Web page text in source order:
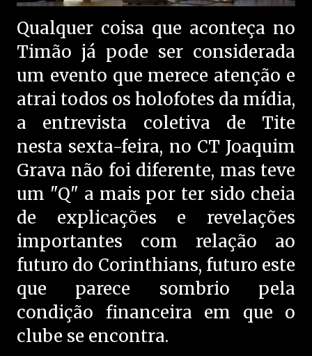
Qualquer coisa que aconteça no
Timão já pode ser considerada
um evento que merece atenção e
atrai todos os holofotes da mídia,
a entrevista coletiva de Tite
nesta sexta-feira, no CT Joaquim
Grava não foi diferente, mas teve
um "Q" a mais por ter sido cheia
de explicações e revelações
importantes com relação ao
futuro do Corinthians, futuro este
que parece sombrio pela
condição financeira em que o
clube se encontra.